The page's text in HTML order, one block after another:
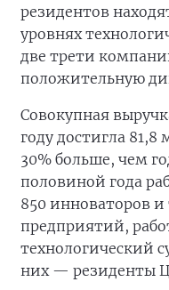
резидентов
уровнях
две трети
положительную
Совокупная
году достигла
30% больше, чем
половиной года
850 инноваторов и
предприятий,
технологический
них — резиденты